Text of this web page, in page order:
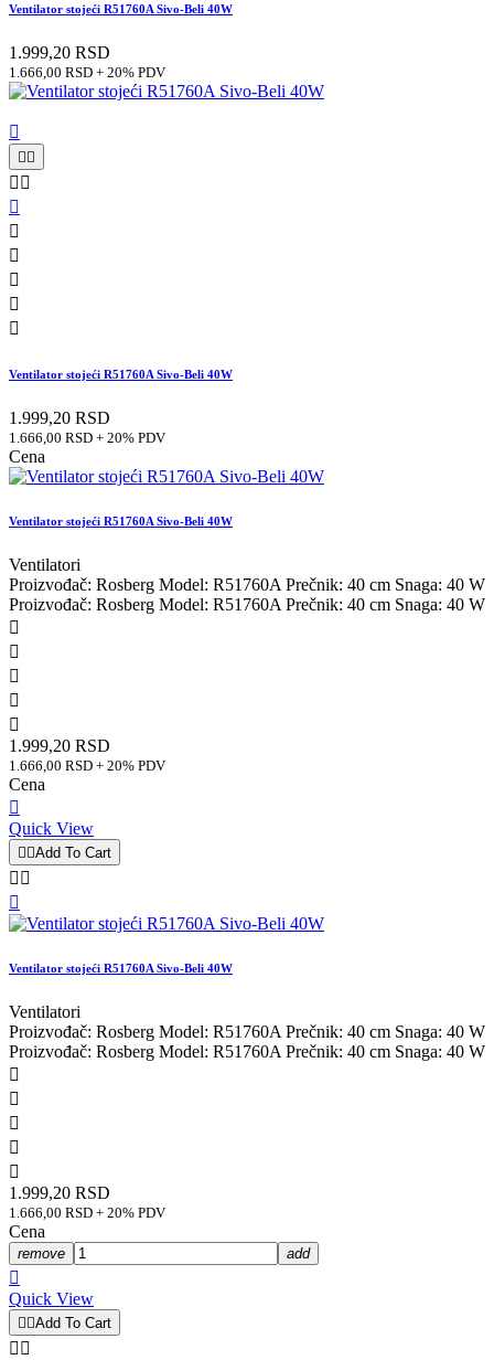
Ventilator stojeći R51760A Sivo-Beli 40W
1.999,20 RSD
1.666,00 RSD + 20% PDV

 
 






Ventilator stojeći R51760A Sivo-Beli 40W
1.999,20 RSD
1.666,00 RSD + 20% PDV
Cena
Ventilator stojeći R51760A Sivo-Beli 40W
Ventilatori
Proizvođač: Rosberg Model: R51760A Prečnik: 40 cm Snaga: 40 W
Proizvođač: Rosberg Model: R51760A Prečnik: 40 cm Snaga: 40 W





1.999,20 RSD
1.666,00 RSD + 20% PDV
Cena

Quick View
Add To Cart
 

Ventilator stojeći R51760A Sivo-Beli 40W
Ventilatori
Proizvođač: Rosberg Model: R51760A Prečnik: 40 cm Snaga: 40 W
Proizvođač: Rosberg Model: R51760A Prečnik: 40 cm Snaga: 40 W





1.999,20 RSD
1.666,00 RSD + 20% PDV
Cena
remove add

Quick View
Add To Cart
 